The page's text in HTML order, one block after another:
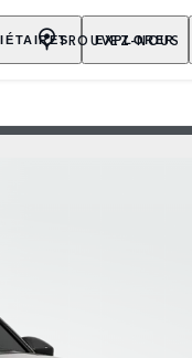
EXPLORER
TROUVEZ-NOUS